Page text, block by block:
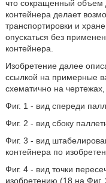
что сокращенный объем
контейнера делает
транспортировки и
опускаться без
контейнера.
Изобретение далее
ссылкой на примерные
схематично на
Фиг. 1 - вид спереди
Фиг. 2 - вид сбоку
Фиг. 3 - вид
контейнера по
Фиг. 4 - вид точки
изобретению (18 на Фиг.